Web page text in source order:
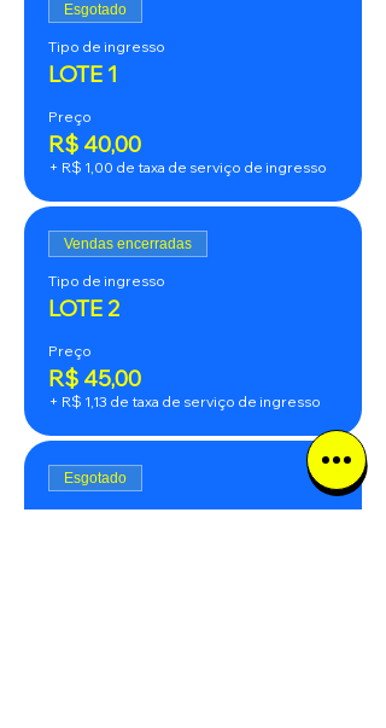
Esgotado
Tipo de ingresso
LOTE 1
Preço
R$ 40,00
+ R$ 1,00 de taxa de serviço de ingresso
Vendas encerradas
Tipo de ingresso
LOTE 2
Preço
R$ 45,00
+ R$ 1,13 de taxa de serviço de ingresso
Esgotado
Tipo de ingresso